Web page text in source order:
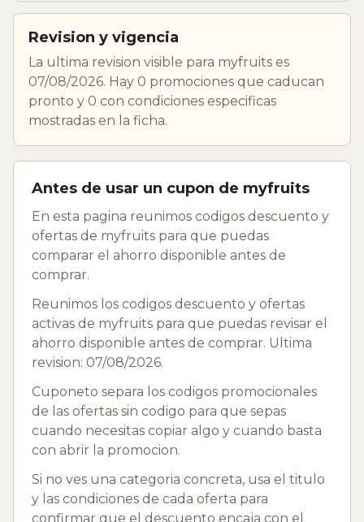
Revision y vigencia
La ultima revision visible para myfruits es
07/08/2026. Hay 0 promociones que caducan
pronto y 0 con condiciones especificas
mostradas en la ficha.
Antes de usar un cupon de myfruits
En esta pagina reunimos codigos descuento y
ofertas de myfruits para que puedas
comparar el ahorro disponible antes de
comprar.
Reunimos los codigos descuento y ofertas
activas de myfruits para que puedas revisar el
ahorro disponible antes de comprar. Ultima
revision: 07/08/2026.
Cuponeto separa los codigos promocionales
de las ofertas sin codigo para que sepas
cuando necesitas copiar algo y cuando basta
con abrir la promocion.
Si no ves una categoria concreta, usa el titulo
y las condiciones de cada oferta para
confirmar que el descuento encaja con el